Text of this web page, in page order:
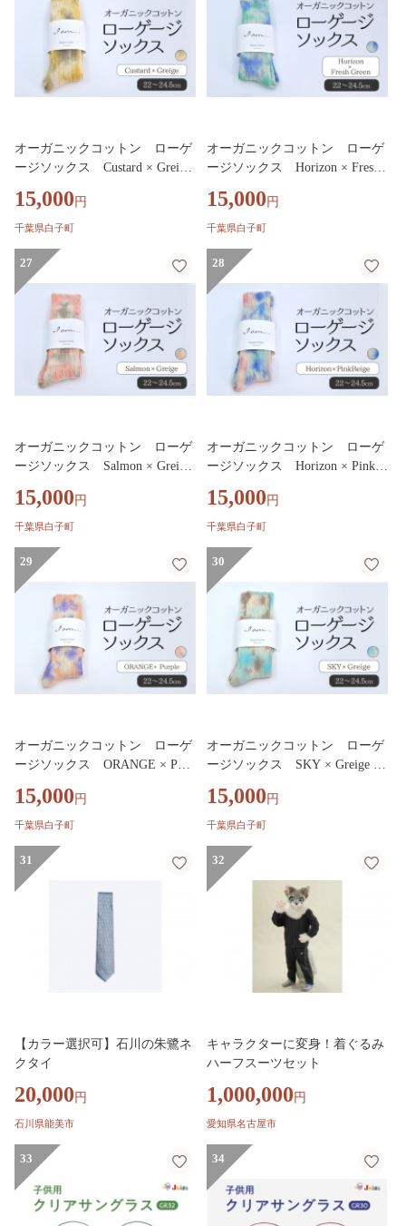
オーガニックコットン ローゲ
ージソックス Custard × Greige
15,000 円
千葉県白子町
オーガニックコットン ローゲ
ージソックス Horizon × Fresh
15,000 円
千葉県白子町
27
オーガニックコットン ローゲ
ージソックス Salmon × Greige
15,000 円
千葉県白子町
28
オーガニックコットン ローゲ
ージソックス Horizon × PinkB
15,000 円
千葉県白子町
29
オーガニックコットン ローゲ
ージソックス ORANGE × Purp
15,000 円
千葉県白子町
30
オーガニックコットン ローゲ
ージソックス SKY × Greige S
15,000 円
千葉県白子町
31
【カラー選択可】石川の朱鷺ネ
クタイ
20,000 円
石川県能美市
32
キャラクターに変身！着ぐるみ
ハーフスーツセット
1,000,000 円
愛知県名古屋市
33 34